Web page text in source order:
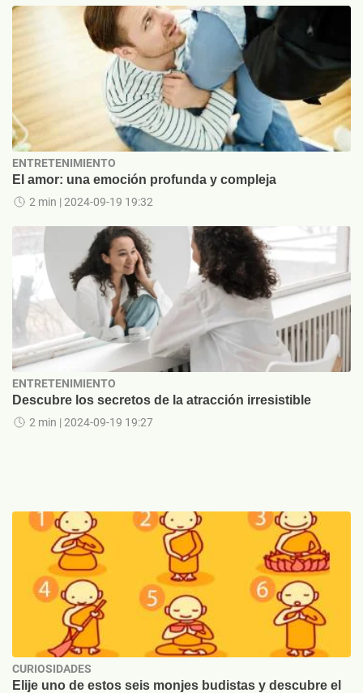
ENTRETENIMIENTO
El amor: una emoción profunda y compleja
2 min | 2024-09-19 19:32
ENTRETENIMIENTO
Descubre los secretos de la atracción irresistible
2 min | 2024-09-19 19:27
CURIOSIDADES
Elije uno de estos seis monjes budistas y descubre el